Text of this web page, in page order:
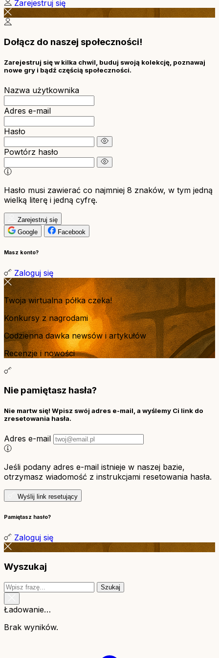
Zarejestruj się
Dołącz do naszej społeczności!
Zarejestruj się w kilka chwil, buduj swoją kolekcję, poznawaj
nowe gry i bądź częścią społeczności.
Nazwa użytkownika
Adres e-mail
Hasło
Powtórz hasło
Hasło musi zawierać co najmniej 8 znaków, w tym jedną
wielką literę i jedną cyfrę.
Zarejestruj się
Google
Facebook
Masz konto?
Zaloguj się
Twoja wirtualna półka czeka!
Konkursy z nagrodami
Codzienna dawka newsów i artykułów
Recenzje i nowości
Nie pamiętasz hasła?
Nie martw się! Wpisz swój adres e-mail, a wyślemy Ci link do
zresetowania hasła.
Adres e-mail
Jeśli podany adres e-mail istnieje w naszej bazie,
otrzymasz wiadomość z instrukcjami resetowania hasła.
Wyślij link resetujący
Pamiętasz hasło?
Zaloguj się
Wyszukaj
Szukaj
Ładowanie…
Brak wyników.